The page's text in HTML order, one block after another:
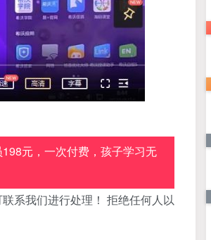
元，一次付费，孩子学习无
系我们进行处理！ 拒绝任何人以